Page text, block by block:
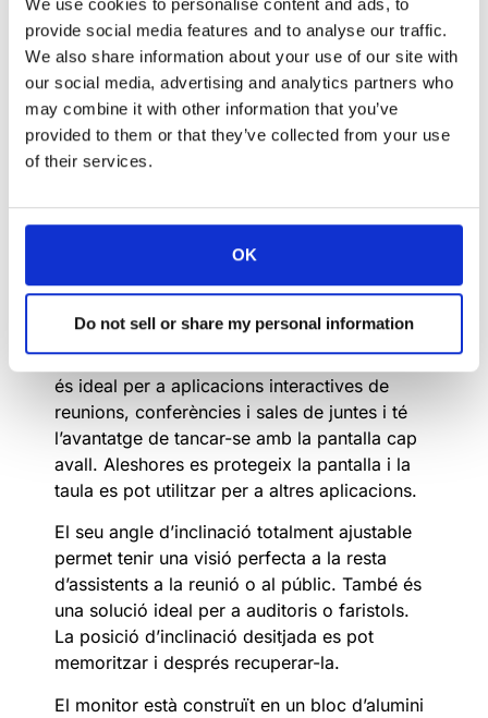
provide social media features and to analyse our traffic.
We also share information about your use of our site with
our social media, advertising and analytics partners who
may combine it with other information that you’ve
provided to them or that they’ve collected from your use
of their services.
OK
Do not sell or share my personal information
El nou ARTHUR HOLM Dynamic3Reverse és
un monitor de pantalla tàctil de 18,5″ plegable
elèctricament únic amb posicions de treball
horitzontals i verticals. El seu angle
d’inclinació es pot ajustar en qualsevol punt,
pot plegar.
El monitor té una pantalla de configuració
interactiva que ofereix funcions exclusives
entrades compatibles amb DVI-I i DVI-D
HDCP i és extremadament compacte. També
és ideal per a aplicacions interactives de
reunions, conferències i sales de juntes i té
l’avantatge de tancar-se amb la pantalla cap
avall. Aleshores es protegeix la pantalla i la
taula es pot utilitzar per a altres aplicacions.
El seu angle d’inclinació totalment ajustable
permet tenir una visió perfecta a la resta
d’assistents a la reunió o al públic. També és
una solució ideal per a auditoris o faristols.
La posició d’inclinació desitjada es pot
memoritzar i després recuperar-la.
El monitor està construït en un bloc d’alumini